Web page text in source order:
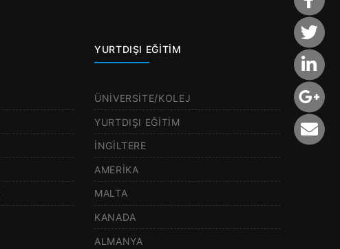
YURTDIŞI EĞİTİM
ÜNİVERSİTE/KOLEJ
YURTDIŞI EĞİTİM
İNGİLTERE
AMERİKA
MALTA
KANADA
ALMANYA